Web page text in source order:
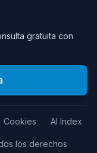
gratuita con
Cookies AI Index
los derechos